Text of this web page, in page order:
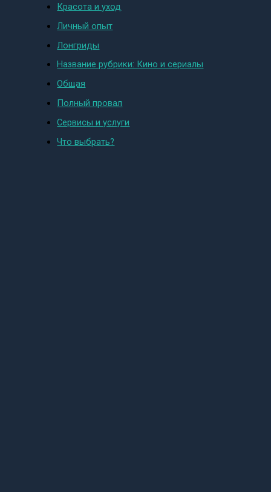
Красота и уход
Личный опыт
Лонгриды
Название рубрики: Кино и сериалы
Общая
Полный провал
Сервисы и услуги
Что выбрать?